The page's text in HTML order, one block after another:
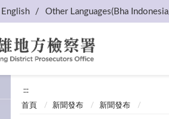
English Other Languages(Bha
:::
首頁 新聞發布 新聞發布